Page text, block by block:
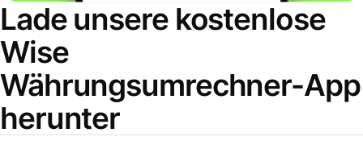
Lade unsere kostenlose
Wise
Währungsumrechner-App
herunter